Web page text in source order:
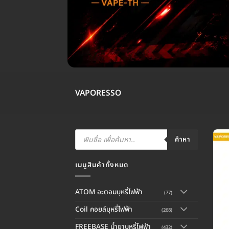
VAPORESSO
Products
search ค้าหา
เมนูสินค้าทั้งหมด
ATOM อะตอมบุหรี่ไฟฟ้า (77)
Coil คอยล์บุหรี่ไฟฟ้า (268)
FREEBASE น้ำยาบุหรี่ไฟฟ้า (432)